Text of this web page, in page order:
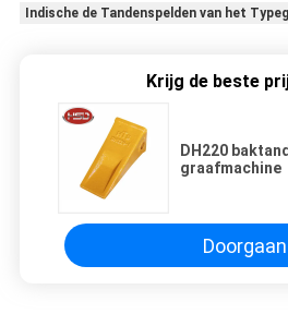
Indische de Tandenspelden van het
Krijg de beste
DH220
graafmachine
Doorgaan